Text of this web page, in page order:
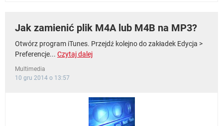
Jak zamienić plik M4A lub M4B na MP3?
Otwórz program iTunes. Przejdź kolejno do zakładek Edycja >
Preferencje... Czytaj dalej
Multimedia
10 gru 2014 o 13:57